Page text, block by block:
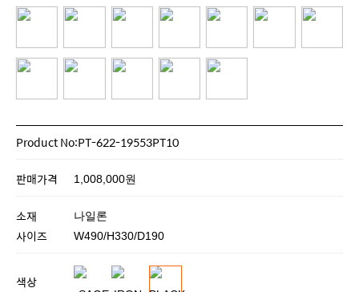
Product No:PT-622-19553PT10
판매가격 1,008,000원
소재 나일론
사이즈 W490/H330/D190
색상